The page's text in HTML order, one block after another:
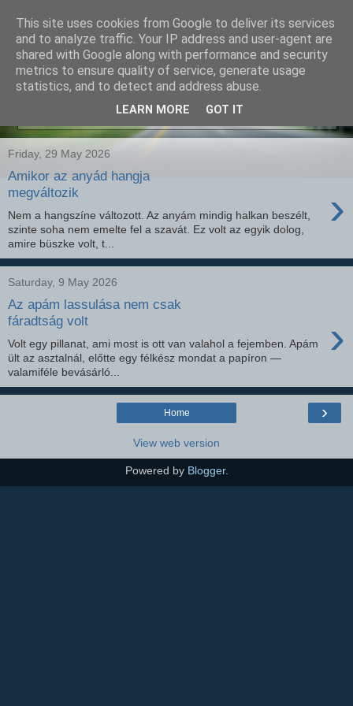
SEO szakértő
posts
Friday, 29 May 2026
Amikor az anyád hangja
megváltozik
›
Nem a hangszíne változott. Az anyám mindig halkan beszélt,
szinte soha nem emelte fel a szavát. Ez volt az egyik dolog,
amire büszke volt, t...
Saturday, 9 May 2026
Az apám lassulása nem csak
fáradtság volt
›
Volt egy pillanat, ami most is ott van valahol a fejemben. Apám
ült az asztalnál, előtte egy félkész mondat a papíron —
valamiféle bevásárló...
›
Home
View web version
Powered by Blogger.
This site uses cookies from Google to deliver its services
and to analyze traffic. Your IP address and user-agent are
shared with Google along with performance and security
metrics to ensure quality of service, generate usage
statistics, and to detect and address abuse.
LEARN MORE GOT IT